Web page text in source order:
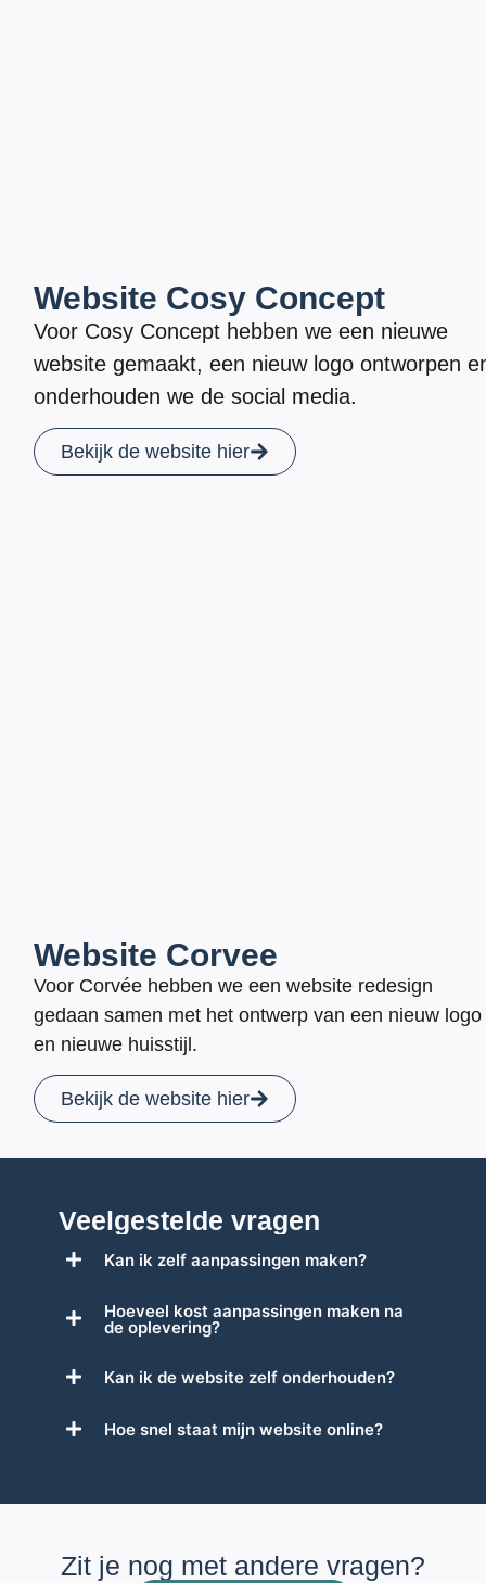
Website Cosy Concept
Voor Cosy Concept hebben we een nieuwe
website gemaakt, een nieuw logo ontworpen
onderhouden we de social media.
Bekijk de website hier
Website Corvee
Voor Corvée hebben we een website redesign
gedaan samen met het ontwerp van een nieuw logo
en nieuwe huisstijl.
Bekijk de website hier
Veelgestelde vragen
Kan ik zelf aanpassingen maken?
Hoeveel kost aanpassingen maken na
de oplevering?
Kan ik de website zelf onderhouden?
Hoe snel staat mijn website online?
Zit je nog met andere vragen?